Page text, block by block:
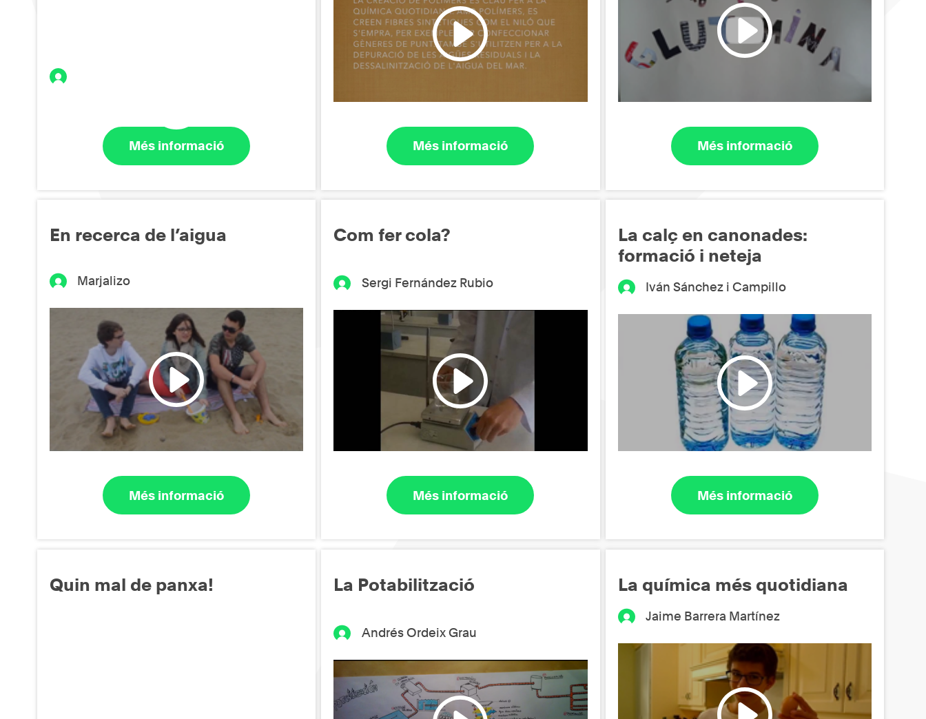
Més informació Més informació Més informació
En recerca de l’aigua
Marjalizo
Més informació
Com fer cola?
Sergi Fernández Rubio
Més informació
La calç en canonades:
formació i neteja
Iván Sánchez i Campillo
Més informació
Quin mal de panxa! La Potabilització
Andrés Ordeix Grau
La química més quotidiana
Jaime Barrera Martínez